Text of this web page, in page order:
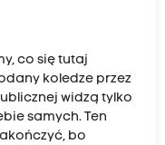
co się tutaj
koledze przez
widzą tylko
samych. Ten
bo